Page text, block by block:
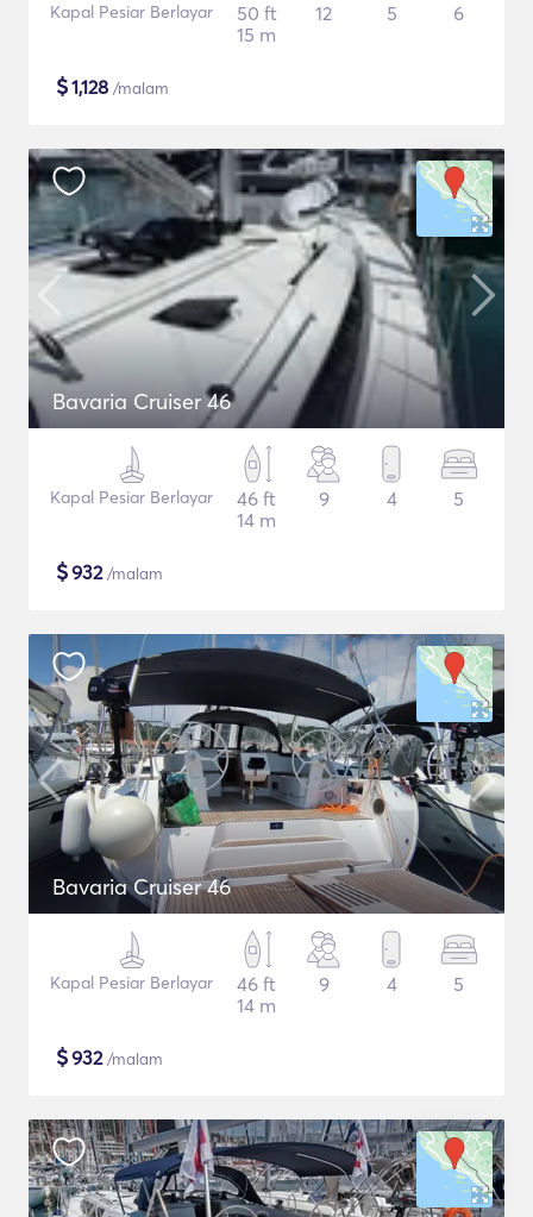
Kapal Pesiar Berlayar
50 ft
15 m
12 5 6
$1,128 /malam
Bavaria Cruiser 46
Kapal Pesiar Berlayar
46 ft
14 m
9 4 5
$932/malam
Bavaria Cruiser 46
Kapal Pesiar Berlayar
46 ft
14 m
9 4 5
$932/malam